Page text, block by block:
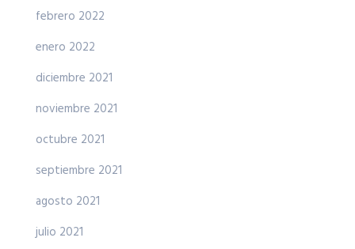
febrero 2022
enero 2022
diciembre 2021
noviembre 2021
octubre 2021
septiembre 2021
agosto 2021
julio 2021